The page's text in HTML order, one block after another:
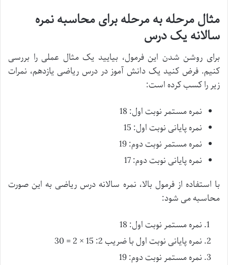
مثال مرحله به مرحله برای محاسبه نمره
سالانه یک درس
برای روشن شدن این فرمول، بیایید یک مثال عملی را بررسی
کنیم. فرض کنید یک دانش آموز در درس ریاضی یازدهم، نمرات
زیر را کسب کرده است:
نمره مستمر نوبت اول: 18
نمره پایانی نوبت اول: 15
نمره مستمر نوبت دوم: 19
نمره پایانی نوبت دوم: 17
با استفاده از فرمول بالا، نمره سالانه درس ریاضی به این صورت
محاسبه می شود:
نمره مستمر نوبت اول: 18
نمره پایانی نوبت اول با ضریب 2: 15 × 2 = 30
نمره مستمر نوبت دوم: 19